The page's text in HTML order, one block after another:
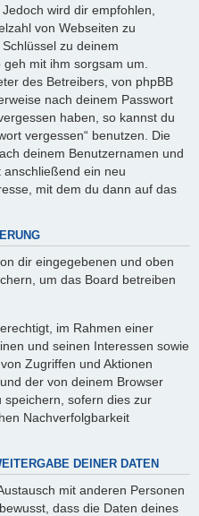
wird dir empfohlen,
von Webseiten zu
zu deinem
mit ihm sorgsam um.
des Betreibers, von phpBB
nach deinem Passwort
haben, so kannst du
vergessen“ benutzen. Die
deinem Benutzernamen und
ein neu
mit dem du dann auf das
dir eingegebenen und oben
um das Board betreiben
im Rahmen einer
und seinen Interessen sowie
Zugriffen und Aktionen
der von deinem Browser
speichern, sofern dies zur
Nachverfolgbarkeit
DEINER DATEN
mit anderen Personen
dass die Daten deines